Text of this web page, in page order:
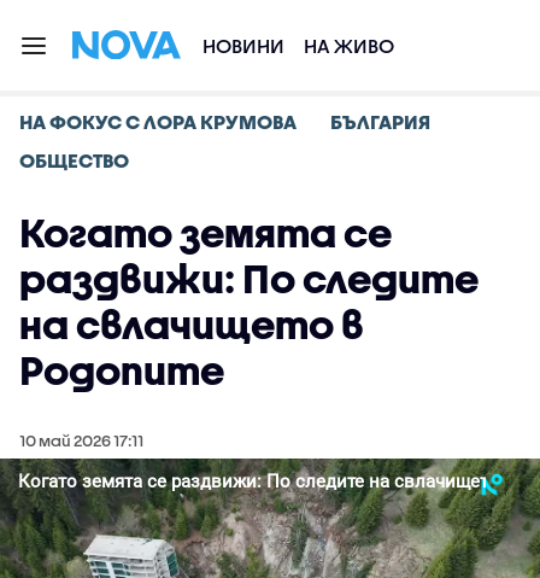
НОВИНИ НА ЖИВО
НА ФОКУС С ЛОРА КРУМОВА
БЪЛГАРИЯ
ОБЩЕСТВО
Когато земята се
раздвижи: По следите
на свлачището в
Родопите
10 май 2026 17:11